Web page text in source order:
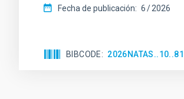
Fecha de publicación: 6 2026
BIBCODE